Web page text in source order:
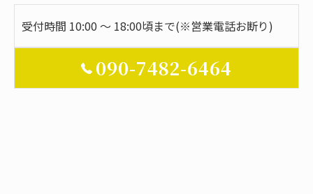
受付時間 10:00 ～ 18:00頃まで(※営業電話お断り)
090-7482-6464